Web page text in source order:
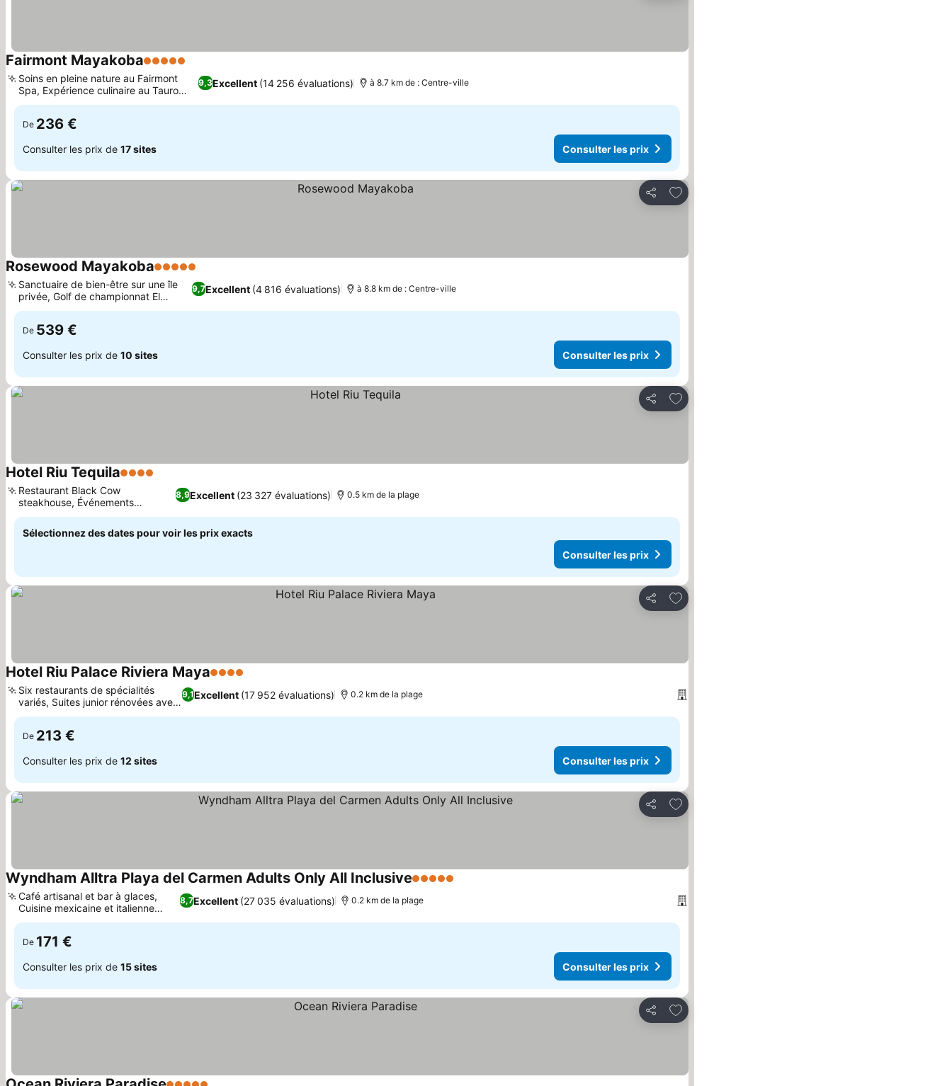
Fairmont Mayakoba5 Étoiles
9,3Excellent (14 256 évaluations)
Soins en pleine nature au Fairmont
Spa, Expérience culinaire au Tauro
Steakhouse
à 8.7 km de : Centre-ville
De 236 €
Consulter les prix de 17 sites Consulter les prix
Partager
Ajouter à mes favoris
Rosewood Mayakoba5 Étoiles
9,7Excellent (4 816 évaluations)
Sanctuaire de bien-être sur une île
privée, Golf de championnat El
Camaleón
à 8.8 km de : Centre-ville
De 539 €
Consulter les prix de 10 sites Consulter les prix
Partager
Ajouter à mes favoris
Hotel Riu Tequila4 Étoiles
8,9Excellent (23 327 évaluations)
Restaurant Black Cow
steakhouse, Événements
signature Riu Party
0.5 km de la plage
Sélectionnez des dates pour voir les prix exacts
Consulter les prix
Partager
Ajouter à mes favoris
Hotel Riu Palace Riviera Maya4 Étoiles
9,1Excellent (17 952 évaluations)
Six restaurants de spécialités
variés, Suites junior rénovées avec
jacuzzis
0.2 km de la plage
De 213 €
Consulter les prix de 12 sites Consulter les prix
Partager
Ajouter à mes favoris
Wyndham Alltra Playa del Carmen Adults Only All Inclusive5 Étoiles
8,7Excellent (27 035 évaluations)
Café artisanal et bar à glaces,
Cuisine mexicaine et italienne
authentique
0.2 km de la plage
De 171 €
Consulter les prix de 15 sites Consulter les prix
Partager
Ajouter à mes favoris